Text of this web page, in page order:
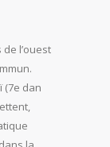
l’ouest
(7e dan